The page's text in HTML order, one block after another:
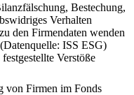
Bestechung,
Verhalten
den Firmendaten wenden
ISS ESG)
Verstöße
von Firmen im Fonds